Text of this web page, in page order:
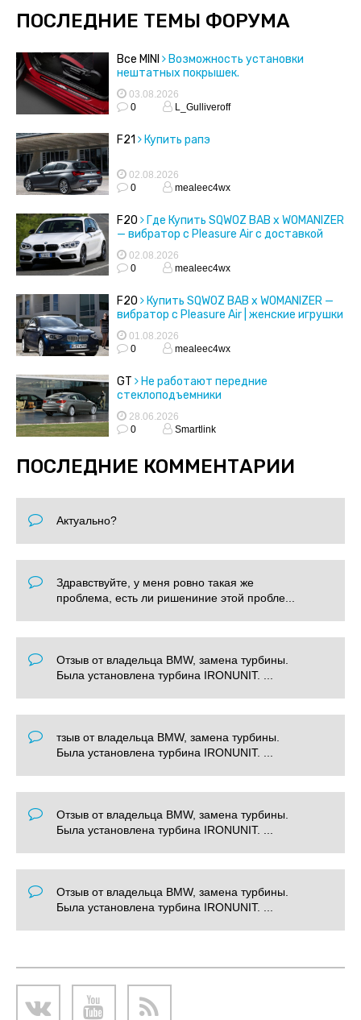
ПОСЛЕДНИЕ ТЕМЫ ФОРУМА
Все MINI
Возможность установки
нештатных покрышек.
03.08.2026
0
L_Gulliveroff
F21 Купить рапэ
02.08.2026
0
mealeec4wx
F20
Где Купить SQWOZ BAB x WOMANIZER
— вибратор с Pleasure Air с доставкой
02.08.2026
0
mealeec4wx
F20
Купить SQWOZ BAB x WOMANIZER —
вибратор с Pleasure Air | женские игрушки
01.08.2026
0
mealeec4wx
GT
Не работают передние
стеклоподъемники
28.06.2026
0
Smartlink
ПОСЛЕДНИЕ КОММЕНТАРИИ
Актуально?
Здравствуйте, у меня ровно такая же
проблема, есть ли ришениние этой пробле...
Отзыв от владельца BMW, замена турбины.
Была установлена турбина IRONUNIT. ...
тзыв от владельца BMW, замена турбины.
Была установлена турбина IRONUNIT. ...
Отзыв от владельца BMW, замена турбины.
Была установлена турбина IRONUNIT. ...
Отзыв от владельца BMW, замена турбины.
Была установлена турбина IRONUNIT. ...